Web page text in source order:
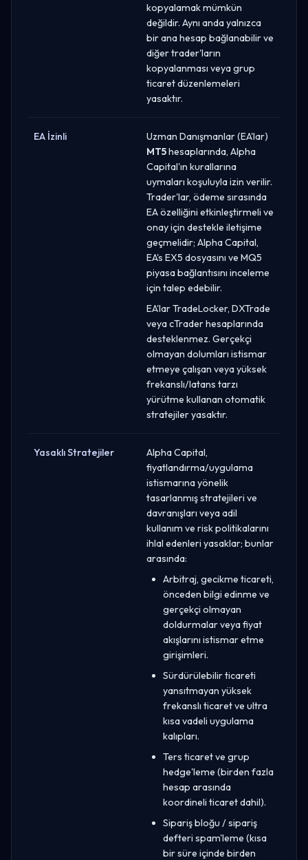
kopyalamak mümkün
değildir. Aynı anda yalnızca
bir ana hesap bağlanabilir ve
diğer trader'ların
kopyalanması veya grup
ticaret düzenlemeleri
yasaktır.
EA İzinli
Uzman Danışmanlar (EA'lar)
MT5hesaplarında, Alpha
Capital'ın kurallarına
uymaları koşuluyla izin verilir.
Trader'lar, ödeme sırasında
EA özelliğini etkinleştirmeli ve
onay için destekle iletişime
geçmelidir; Alpha Capital,
EA's EX5 dosyasını ve MQ5
piyasa bağlantısını inceleme
için talep edebilir.
EA'lar TradeLocker, DXTrade
veya cTrader hesaplarında
desteklenmez. Gerçekçi
olmayan dolumları istismar
etmeye çalışan veya yüksek
frekanslı/latans tarzı
yürütme kullanan otomatik
stratejiler yasaktır.
Yasaklı Stratejiler
Alpha Capital,
fiyatlandırma/uygulama
istismarına yönelik
tasarlanmış stratejileri ve
davranışları veya adil
kullanım ve risk politikalarını
ihlal edenleri yasaklar; bunlar
arasında:
Arbitraj, gecikme ticareti,
önceden bilgi edinme ve
gerçekçi olmayan
doldurmalar veya fiyat
akışlarını istismar etme
girişimleri.
Sürdürülebilir ticareti
yansıtmayan yüksek
frekanslı ticaret ve ultra
kısa vadeli uygulama
kalıpları.
Ters ticaret ve grup
hedge'leme (birden fazla
hesap arasında
koordineli ticaret dahil).
Sipariş bloğu / sipariş
defteri spam'leme (kısa
bir süre içinde birden